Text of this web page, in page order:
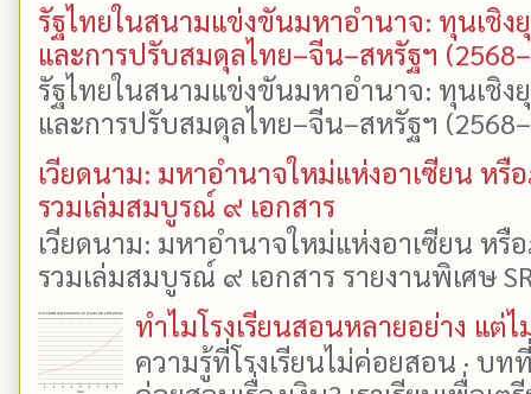
รัฐไทยในสนามแข่งขันมหาอำนาจ: ทุนเชิง
และการปรับสมดุลไทย–จีน–สหรัฐฯ
รัฐไทยในสนามแข่งขันมหาอำนาจ: ทุนเชิง
และการปรับสมดุลไทย–จีน–สหรัฐฯ
เวียดนาม: มหาอำนาจใหม่แห่งอาเซียน ห
รวมเล่มสมบูรณ์ ๙ เอกสาร
เวียดนาม: มหาอำนาจใหม่แห่งอาเซียน ห
รวมเล่มสมบูรณ์ ๙ เอกสาร รายงานพิเศษ
ทำไมโรงเรียนสอนหลายอย่าง แต่ไ
ความรู้ที่โรงเรียนไม่ค่อยสอน · บ